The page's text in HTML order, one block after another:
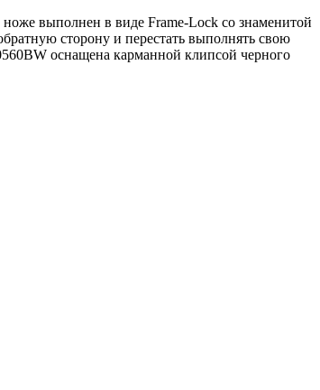
ноже выполнен в виде Frame-Lock со знаменитой
сторону и перестать выполнять свою
оснащена карманной клипсой черного